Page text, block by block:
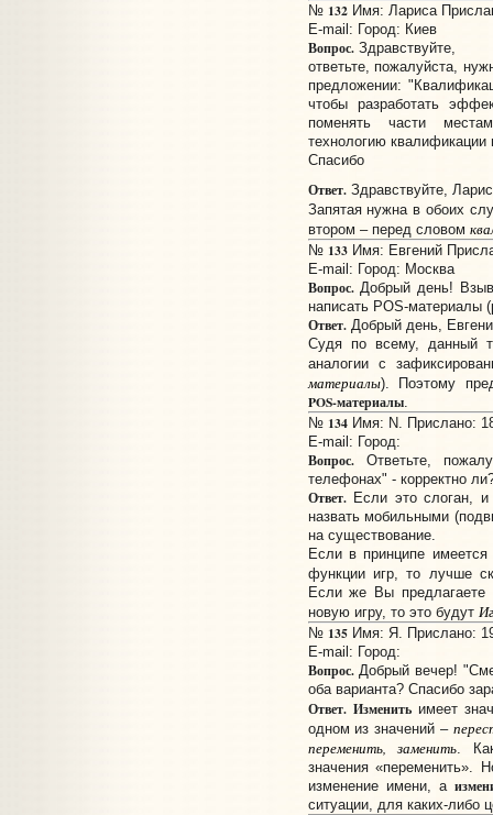
№ 132Имя: Лариса
E-mail: Город: Киев
Вопрос.Здравствуйте,
ответьте, пожалуйста,
предложении:
чтобы разработать
поменять части
технологию квалификации
Спасибо
Ответ.Здравствуйте,
Запятая нужна в обоих
втором – перед словом
№ 133Имя: Евгений
E-mail: Город: Москва
Вопрос.Добрый день!
написать POS-материалы
Ответ.Добрый день,
Судя по всему, данный
аналогии с
материалы). Поэтому
POS-материалы.
№ 134Имя: N. Прислано:
E-mail: Город:
Вопрос.Ответьте,
телефонах" - корректно
Ответ.Если это слоган, и
назвать мобильными
на существование.
Если в принципе
функции игр, то лучше
Если же Вы предлагаете
новую игру, то это будут
№ 135Имя: Я. Прислано:
E-mail: Город:
Вопрос.Добрый вечер!
оба варианта? Спасибо
Ответ. Изменитьимеет
одном из значений –
переменить, заменить.
значения «переменить».
изменение имени, а
ситуации, для каких-либо